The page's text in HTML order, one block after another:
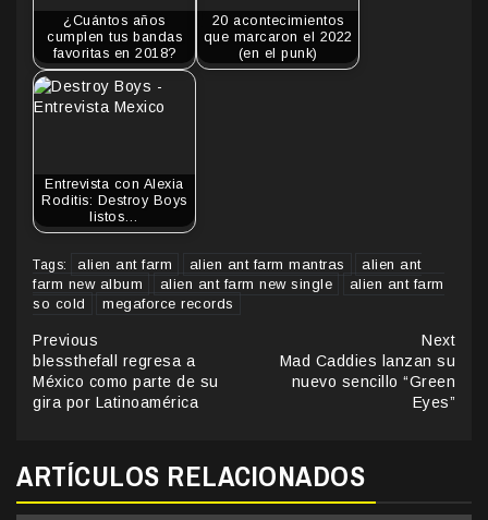
¿Cuántos años
cumplen tus bandas
favoritas en 2018?
20 acontecimientos
que marcaron el 2022
(en el punk)
Entrevista con Alexia
Roditis: Destroy Boys
listos…
Tags: alien ant farm alien ant farm mantras
alien ant
farm new album
alien ant farm new single
alien ant farm
so cold
megaforce records
Continue
Reading
Previous
blessthefall regresa a
México como parte de su
gira por Latinoamérica
Next
Mad Caddies lanzan su
nuevo sencillo “Green
Eyes”
ARTÍCULOS RELACIONADOS